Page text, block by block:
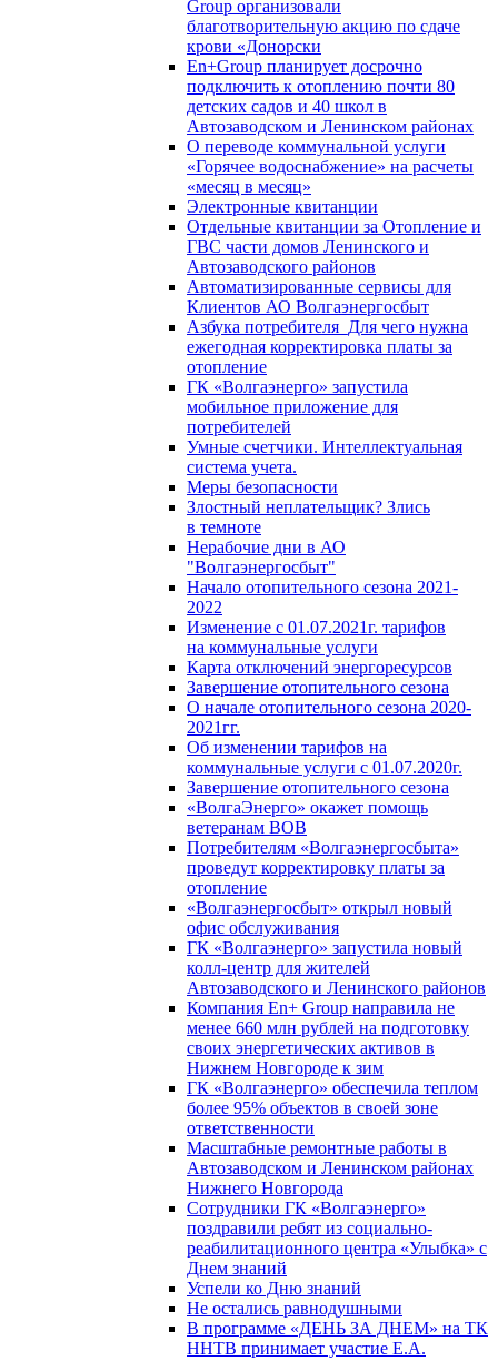
Group организовали
благотворительную акцию по сдаче
крови «Донорски
En+Group планирует досрочно
подключить к отоплению почти 80
детских садов и 40 школ в
Автозаводском и Ленинском районах
О переводе коммунальной услуги
«Горячее водоснабжение» на расчеты
«месяц в месяц»
Электронные квитанции
Отдельные квитанции за Отопление и
ГВС части домов Ленинского и
Автозаводского районов
Автоматизированные сервисы для
Клиентов АО Волгаэнергосбыт
Азбука потребителя_Для чего нужна
ежегодная корректировка платы за
отопление
ГК «Волгаэнерго» запустила
мобильное приложение для
потребителей
Умные счетчики. Интеллектуальная
система учета.
Меры безопасности
Злостный неплательщик? Злись
в темноте
Нерабочие дни в АО
"Волгаэнергосбыт"
Начало отопительного сезона 2021-
2022
Изменение с 01.07.2021г. тарифов
на коммунальные услуги
Карта отключений энергоресурсов
Завершение отопительного сезона
О начале отопительного сезона 2020-
2021гг.
Об изменении тарифов на
коммунальные услуги с 01.07.2020г.
Завершение отопительного сезона
«ВолгаЭнерго» окажет помощь
ветеранам ВОВ
Потребителям «Волгаэнергосбыта»
проведут корректировку платы за
отопление
«Волгаэнергосбыт» открыл новый
офис обслуживания
ГК «Волгаэнерго» запустила новый
колл-центр для жителей
Автозаводского и Ленинского районов
Компания En+ Group направила не
менее 660 млн рублей на подготовку
своих энергетических активов в
Нижнем Новгороде к зим
ГК «Волгаэнерго» обеспечила теплом
более 95% объектов в своей зоне
ответственности
Масштабные ремонтные работы в
Автозаводском и Ленинском районах
Нижнего Новгорода
Сотрудники ГК «Волгаэнерго»
поздравили ребят из социально-
реабилитационного центра «Улыбка» с
Днем знаний
Успели ко Дню знаний
Не остались равнодушными
В программе «ДЕНЬ ЗА ДНЕМ» на ТК
ННТВ принимает участие Е.А.